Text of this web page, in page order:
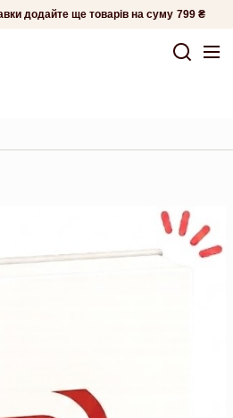
додайте ще товарів на суму 799 ₴